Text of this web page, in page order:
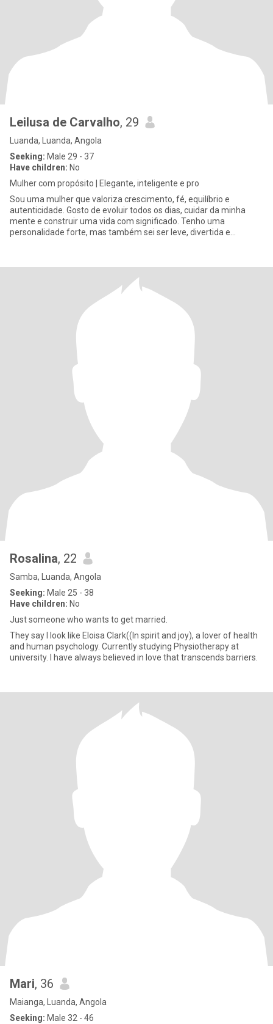
Leilusa de Carvalho, 29
Luanda, Luanda, Angola
Seeking: Male 29 - 37
Have children: No
Mulher com propósito | Elegante, inteligente e pro
Sou uma mulher que valoriza crescimento, fé, equilíbrio e
autenticidade. Gosto de evoluir todos os dias, cuidar da minha
mente e construir uma vida com significado. Tenho uma
personalidade forte, mas também sei ser leve, divertida e
Rosalina, 22
Samba, Luanda, Angola
Seeking: Male 25 - 38
Have children: No
Just someone who wants to get married.
They say I look like Eloisa Clark((In spirit and joy), a lover of health
and human psychology. Currently studying Physiotherapy at
university. I have always believed in love that transcends barriers.
Mari, 36
Maianga, Luanda, Angola
Seeking: Male 32 - 46